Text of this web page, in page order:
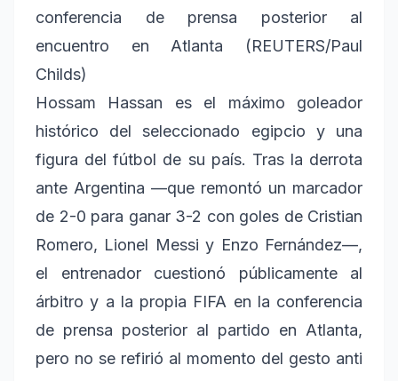
conferencia de prensa posterior al
encuentro en Atlanta (REUTERS/Paul
Childs)
Hossam Hassan es el máximo goleador
histórico del seleccionado egipcio y una
figura del fútbol de su país. Tras la derrota
ante Argentina —que remontó un marcador
de 2-0 para ganar 3-2 con goles de Cristian
Romero, Lionel Messi y Enzo Fernández—,
el entrenador cuestionó públicamente al
árbitro y a la propia FIFA en la conferencia
de prensa posterior al partido en Atlanta,
pero no se refirió al momento del gesto anti